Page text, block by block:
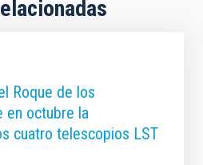
Roque de los
en octubre la
cuatro telescopios LST